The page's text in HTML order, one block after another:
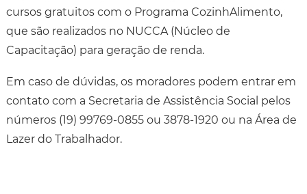
cursos gratuitos com o Programa CozinhAlimento,
que são realizados no NUCCA (Núcleo de
Capacitação) para geração de renda.
Em caso de dúvidas, os moradores podem entrar em
contato com a Secretaria de Assistência Social pelos
números (19) 99769-0855 ou 3878-1920 ou na Área de
Lazer do Trabalhador.